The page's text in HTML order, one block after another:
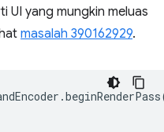
UI yang mungkin meluas
masalah 390162929.
.beginRenderPass